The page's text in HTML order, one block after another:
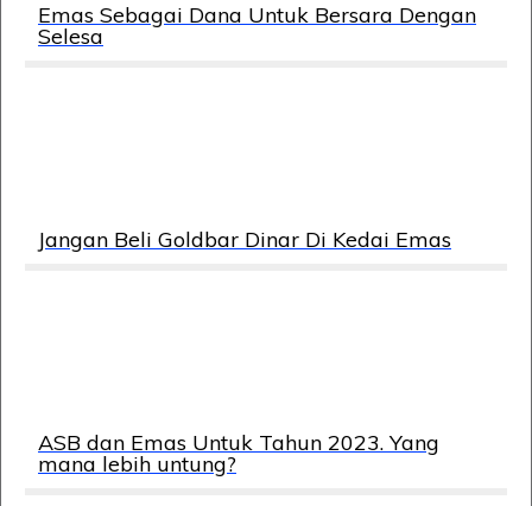
Emas Sebagai Dana Untuk Bersara Dengan
Selesa
Jangan Beli Goldbar Dinar Di Kedai Emas
ASB dan Emas Untuk Tahun 2023. Yang
mana lebih untung?